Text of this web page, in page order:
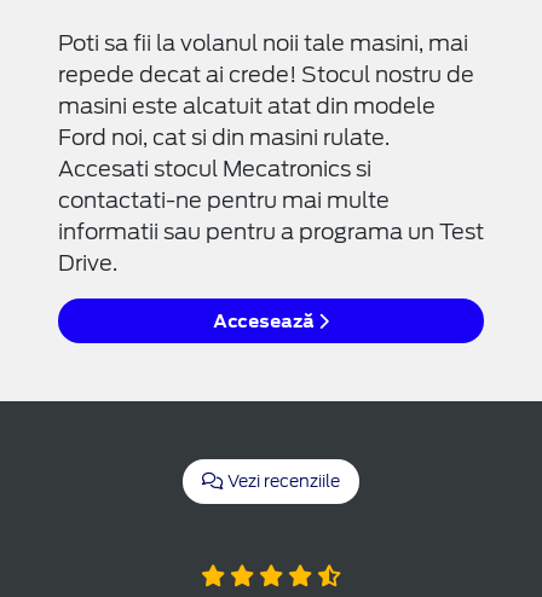
Poti sa fii la volanul noii tale masini, mai
repede decat ai crede! Stocul nostru de
masini este alcatuit atat din modele
Ford noi, cat si din masini rulate.
Accesati stocul Mecatronics si
contactati-ne pentru mai multe
informatii sau pentru a programa un Test
Drive.
Accesează
Vezi recenziile